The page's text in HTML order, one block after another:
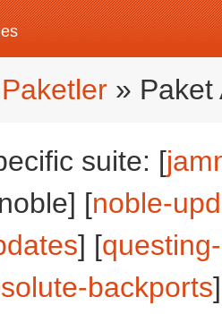
Paketler » Paket
suite: [
[noble-
] [
backports